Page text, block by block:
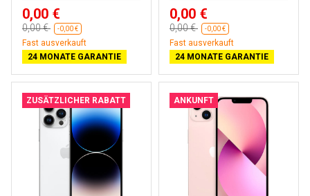
0,00 €
0,00 € -0,00 €
Fast ausverkauft
24 MONATE GARANTIE
0,00 €
0,00 € -0,00 €
Fast ausverkauft
24 MONATE GARANTIE
ZUSÄTZLICHER RABATT ANKUNFT